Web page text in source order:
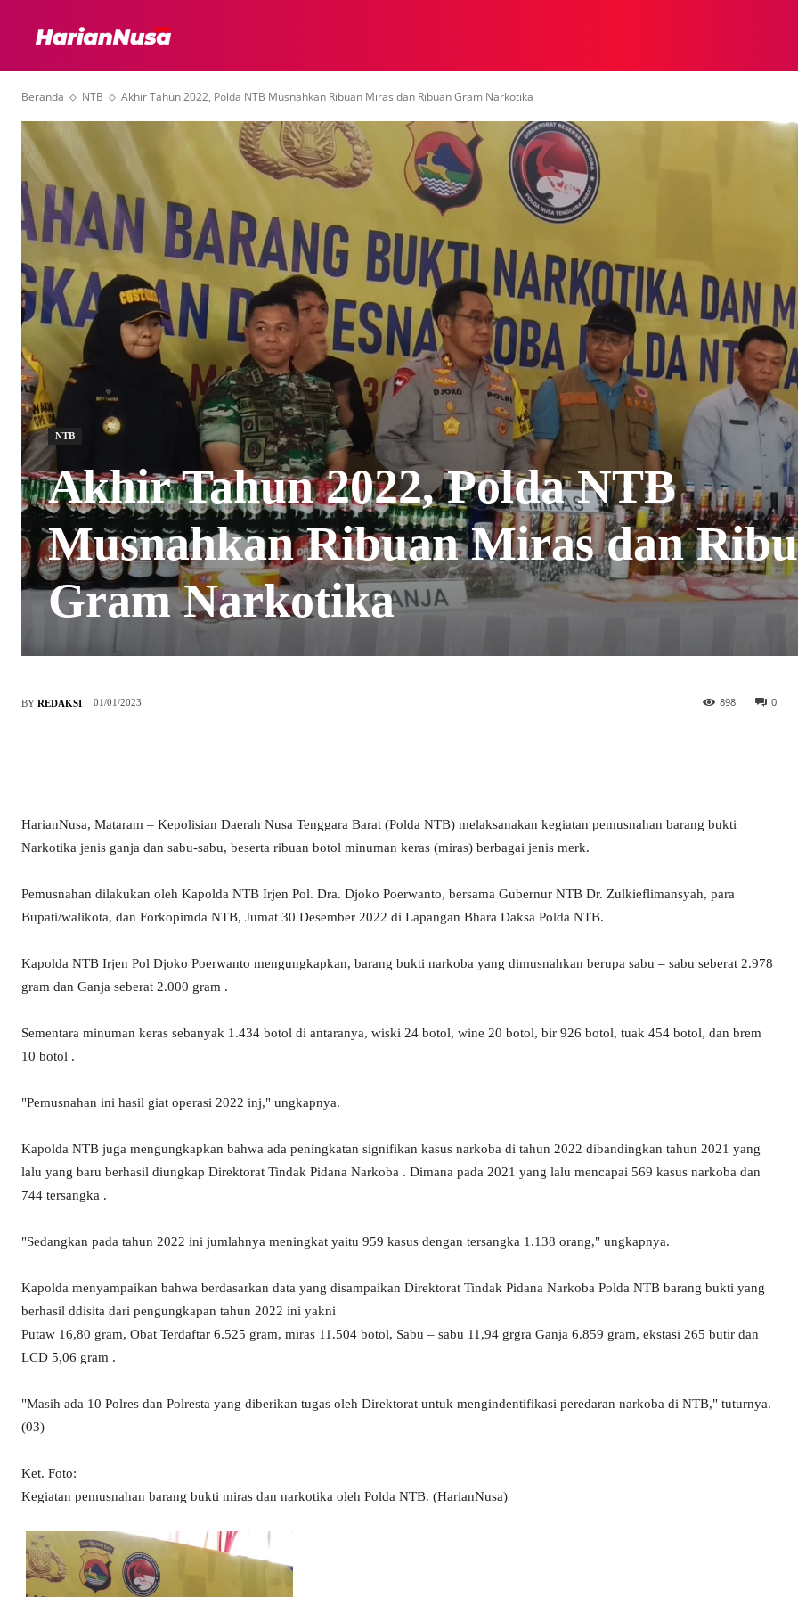
Beranda NTB Akhir Tahun 2022, Polda NTB Musnahkan Ribuan Miras dan Ribuan Gram Narkotika
NTB
Akhir Tahun 2022, Polda NTB
Musnahkan Ribuan Miras dan
Gram Narkotika
BY REDAKSI 01/01/2023 0
898
HarianNusa, Mataram – Kepolisian Daerah Nusa Tenggara Barat (Polda NTB) melaksanakan kegiatan pemusnahan barang bukti
Narkotika jenis ganja dan sabu-sabu, beserta ribuan botol minuman keras (miras) berbagai jenis merk.
Pemusnahan dilakukan oleh Kapolda NTB Irjen Pol. Dra. Djoko Poerwanto, bersama Gubernur NTB Dr. Zulkieflimansyah, para
Bupati/walikota, dan Forkopimda NTB, Jumat 30 Desember 2022 di Lapangan Bhara Daksa Polda NTB.
Kapolda NTB Irjen Pol Djoko Poerwanto mengungkapkan, barang bukti narkoba yang dimusnahkan berupa sabu – sabu seberat 2.978
gram dan Ganja seberat 2.000 gram .
Sementara minuman keras sebanyak 1.434 botol di antaranya, wiski 24 botol, wine 20 botol, bir 926 botol, tuak 454 botol, dan brem
10 botol .
"Pemusnahan ini hasil giat operasi 2022 inj," ungkapnya.
Kapolda NTB juga mengungkapkan bahwa ada peningkatan signifikan kasus narkoba di tahun 2022 dibandingkan tahun 2021 yang
lalu yang baru berhasil diungkap Direktorat Tindak Pidana Narkoba . Dimana pada 2021 yang lalu mencapai 569 kasus narkoba dan
744 tersangka .
"Sedangkan pada tahun 2022 ini jumlahnya meningkat yaitu 959 kasus dengan tersangka 1.138 orang," ungkapnya.
Kapolda menyampaikan bahwa berdasarkan data yang disampaikan Direktorat Tindak Pidana Narkoba Polda NTB barang bukti yang
berhasil ddisita dari pengungkapan tahun 2022 ini yakni
Putaw 16,80 gram, Obat Terdaftar 6.525 gram, miras 11.504 botol, Sabu – sabu 11,94 grgra Ganja 6.859 gram, ekstasi 265 butir dan
LCD 5,06 gram .
"Masih ada 10 Polres dan Polresta yang diberikan tugas oleh Direktorat untuk mengindentifikasi peredaran narkoba di NTB," tuturnya.
(03)
Ket. Foto:
Kegiatan pemusnahan barang bukti miras dan narkotika oleh Polda NTB. (HarianNusa)